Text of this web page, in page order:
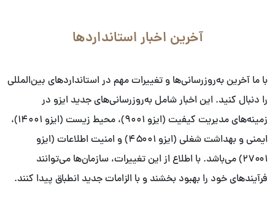
آخرین اخبار استانداردها
با ما آخرین به‌روزرسانی‌ها و تغییرات مهم در استانداردهای بین‌المللی
را دنبال کنید. این اخبار شامل به‌روزرسانی‌های جدید ایزو در
زمینه‌های مدیریت کیفیت (ایزو ۹۰۰۱)، محیط زیست (ایزو ۱۴۰۰۱)،
ایمنی و بهداشت شغلی (ایزو ۴۵۰۰۱) و امنیت اطلاعات (ایزو
۲۷۰۰۱) می‌باشد. با اطلاع از این تغییرات، سازمان‌ها می‌توانند
فرآیندهای خود را بهبود بخشند و با الزامات جدید انطباق پیدا کنند.